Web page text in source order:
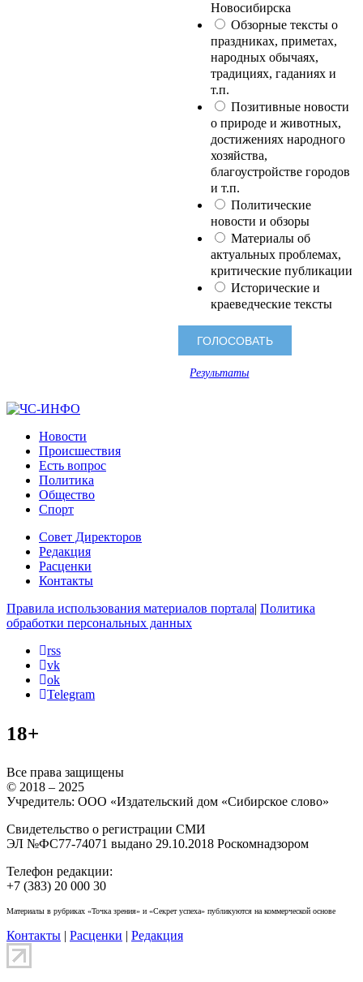
Новосибирска
Обзорные тексты о
праздниках, приметах,
народных обычаях,
традициях, гаданиях и
т.п.
Позитивные новости
о природе и животных,
достижениях народного
хозяйства,
благоустройстве городов
и т.п.
Политические
новости и обзоры
Материалы об
актуальных проблемах,
критические публикации
Исторические и
краеведческие тексты
Результаты
Новости
Происшествия
Есть вопрос
Политика
Общество
Спорт
Совет Директоров
Редакция
Расценки
Контакты
Правила использования материалов портала| Политика
обработки персональных данных
rss
vk
ok
Telegram
18+
Все права защищены
© 2018 – 2025
Учредитель: ООО «Издательский дом «Сибирское слово»
Свидетельство о регистрации СМИ
ЭЛ №ФС77-74071 выдано 29.10.2018 Роскомнадзором
Телефон редакции:
+7 (383) 20 000 30
Материалы в рубриках «Точка зрения» и «Секрет успеха» публикуются на коммерческой основе
Контакты | Расценки | Редакция